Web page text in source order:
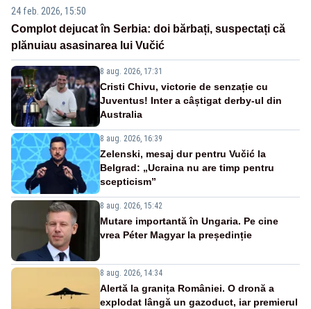
24 feb. 2026, 15:50
Complot dejucat în Serbia: doi bărbați, suspectați că
plănuiau asasinarea lui Vučić
8 aug. 2026, 17:31
Cristi Chivu, victorie de senzație cu
Juventus! Inter a câștigat derby-ul din
Australia
8 aug. 2026, 16:39
Zelenski, mesaj dur pentru Vučić la
Belgrad: „Ucraina nu are timp pentru
scepticism”
8 aug. 2026, 15:42
Mutare importantă în Ungaria. Pe cine
vrea Péter Magyar la președinție
8 aug. 2026, 14:34
Alertă la granița României. O dronă a
explodat lângă un gazoduct, iar premierul